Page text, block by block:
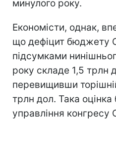
минулого року.
Економісти, однак,
що дефіцит бюджету
підсумками
року складе 1,5 трлн
перевищивши
трлн дол. Така
управління